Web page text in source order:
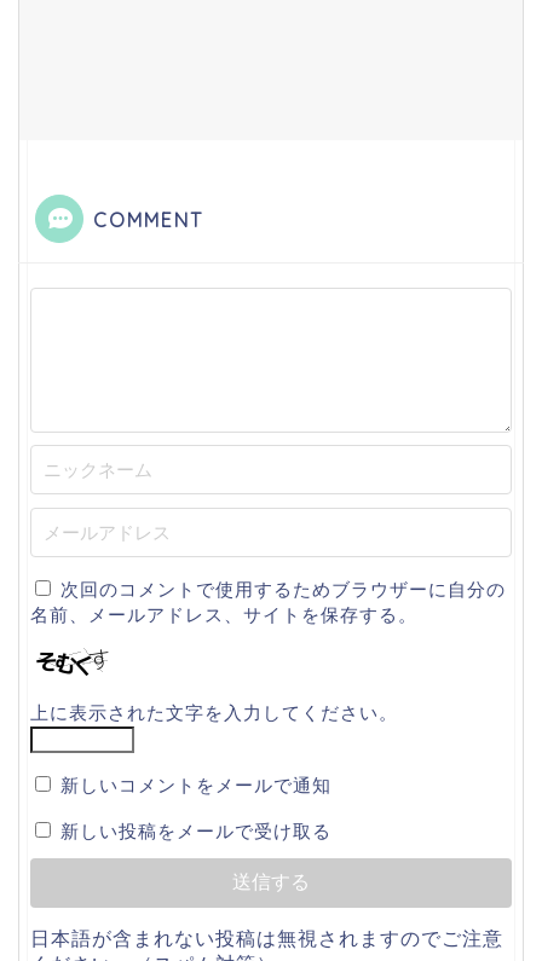
COMMENT
次回のコメントで使用するためブラウザーに自分の
名前、メールアドレス、サイトを保存する。
上に表示された文字を入力してください。
新しいコメントをメールで通知
新しい投稿をメールで受け取る
日本語が含まれない投稿は無視されますのでご注意